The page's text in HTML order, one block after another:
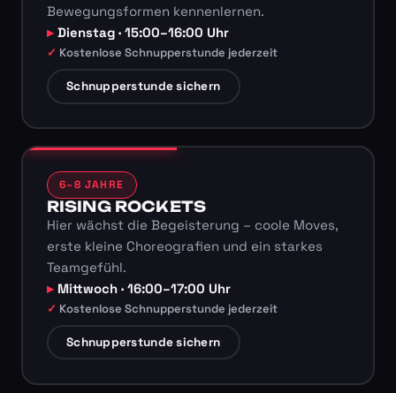
Bewegungsformen kennenlernen.
Dienstag · 15:00–16:00 Uhr
Kostenlose Schnupperstunde jederzeit
Schnupperstunde sichern
6–8 JAHRE
RISING ROCKETS
Hier wächst die Begeisterung – coole Moves,
erste kleine Choreografien und ein starkes
Teamgefühl.
Mittwoch · 16:00–17:00 Uhr
Kostenlose Schnupperstunde jederzeit
Schnupperstunde sichern